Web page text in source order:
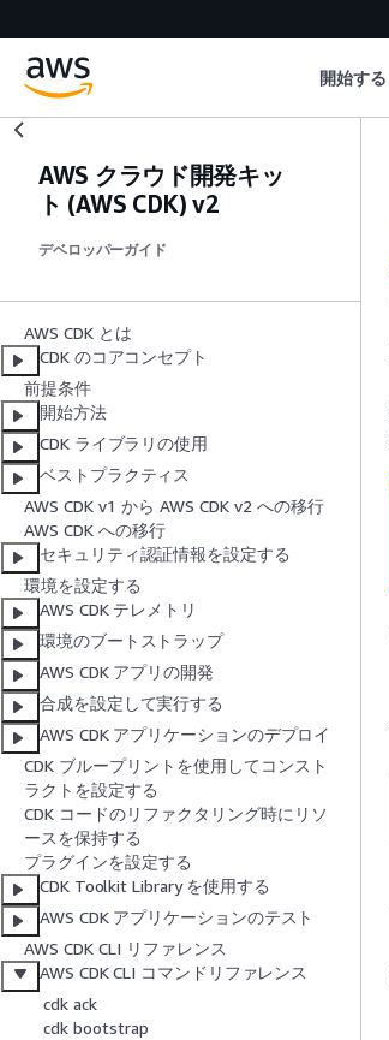
開始する
AWS クラウド開発キッ
ト (AWS CDK) v2
デベロッパーガイド
AWS CDK とは
CDK のコアコンセプト
前提条件
開始方法
CDK ライブラリの使用
ベストプラクティス
AWS CDK v1 から AWS CDK v2 への移行
AWS CDK への移行
セキュリティ認証情報を設定する
環境を設定する
AWS CDK テレメトリ
環境のブートストラップ
AWS CDK アプリの開発
合成を設定して実行する
AWS CDK アプリケーションのデプロイ
CDK ブループリントを使用してコンスト
ラクトを設定する
CDK コードのリファクタリング時にリソ
ースを保持する
プラグインを設定する
CDK Toolkit Library を使用する
AWS CDK アプリケーションのテスト
AWS CDK CLI リファレンス
AWS CDK CLI コマンドリファレンス
cdk ack
cdk bootstrap